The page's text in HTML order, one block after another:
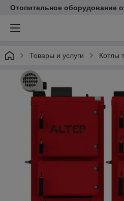
Отопительное оборудование
Товары и услуги Котлы